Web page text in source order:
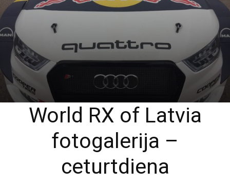
World RX of Latvia
fotogalerija –
ceturtdiena